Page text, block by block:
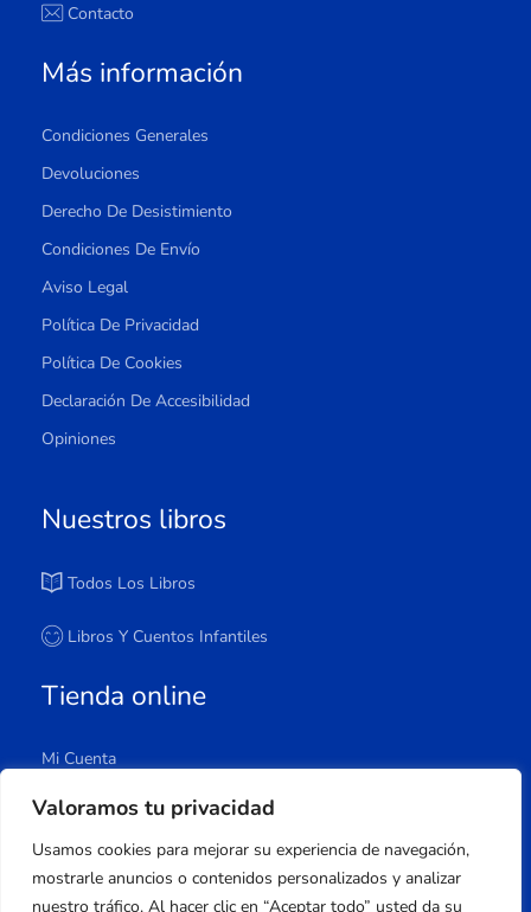
Valoramos tu privacidad
Usamos cookies para mejorar su experiencia de navegación,
mostrarle anuncios o contenidos personalizados y analizar
nuestro tráfico. Al hacer clic en “Aceptar todo” usted da su
Contacto
Más información
Condiciones Generales
Devoluciones
Derecho De Desistimiento
Condiciones De Envío
Aviso Legal
Política De Privacidad
Política De Cookies
Declaración De Accesibilidad
Opiniones
Nuestros libros
Todos Los Libros
Libros Y Cuentos Infantiles
Tienda online
Mi Cuenta
Carrito
Lista De Deseos